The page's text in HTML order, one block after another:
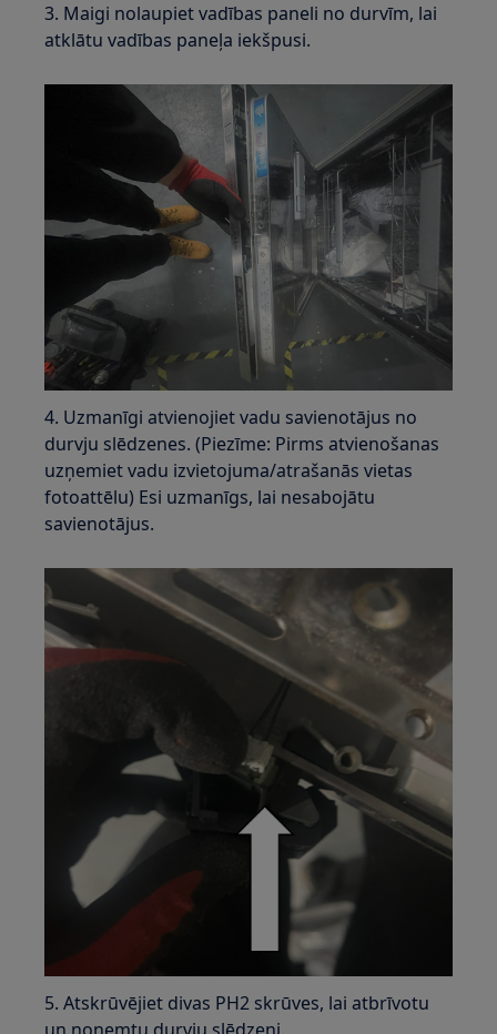
3. Maigi nolaupiet vadības paneli no durvīm, lai
atklātu vadības paneļa iekšpusi.
4. Uzmanīgi atvienojiet vadu savienotājus no
durvju slēdzenes. (Piezīme: Pirms atvienošanas
uzņemiet vadu izvietojuma/atrašanās vietas
fotoattēlu) Esi uzmanīgs, lai nesabojātu
savienotājus.
5. Atskrūvējiet divas PH2 skrūves, lai atbrīvotu